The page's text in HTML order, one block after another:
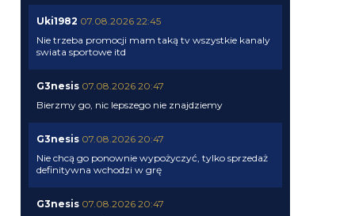
Uki1982 07.08.2026 22:45
Nie trzeba promocji mam taką tv wszystkie kanaly
swiata sportowe itd
G3nesis 07.08.2026 20:47
Bierzmy go, nic lepszego nie znajdziemy
G3nesis 07.08.2026 20:47
Nie chcą go ponownie wypożyczyć, tylko sprzedaż
definitywna wchodzi w grę
G3nesis 07.08.2026 20:47